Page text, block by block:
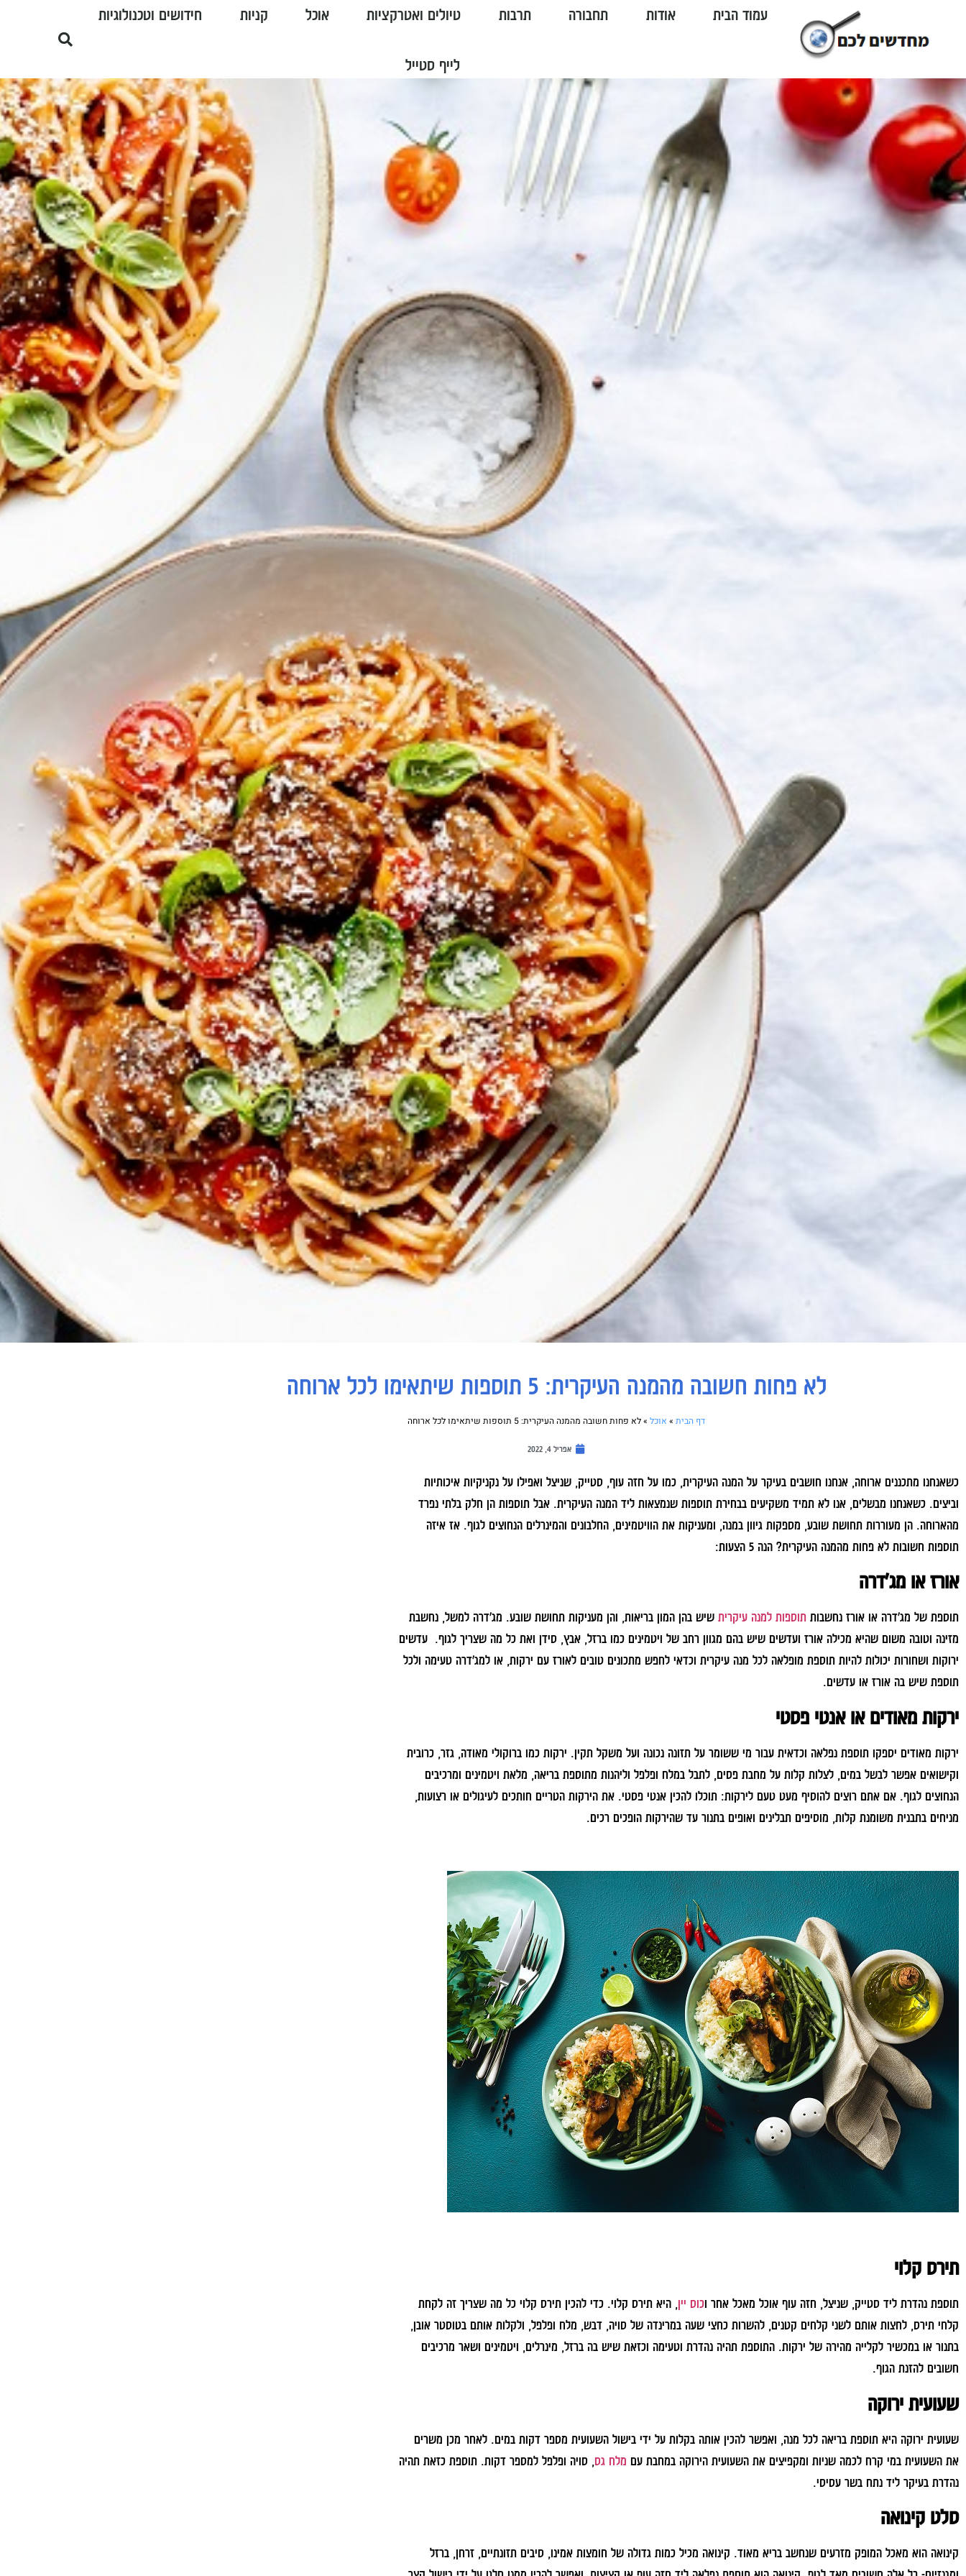
עמוד הבית אודות תחבורה תרבות טיולים ואטרקציות אוכל קניות חידושים וטכנולוגיות
לייף סטייל
לא פחות חשובה מהמנה העיקרית: 5 תוספות שיתאימו לכל ארוחה
דף הבית » אוכל »לא פחות חשובה מהמנה העיקרית: 5 תוספות שיתאימו לכל ארוחה
אפריל 4, 2022
כשאנחנו מתכננים ארוחה, אנחנו חושבים בעיקר על המנה העיקרית, כמו על חזה עוף, סטייק, שניצל ואפילו על נקניקיות איכותיות
וביצים. כשאנחנו מבשלים, אנו לא תמיד משקיעים בבחירת תוספות שנמצאות ליד המנה העיקרית. אבל תוספות הן חלק בלתי נפרד
מהארוחה. הן מעוררות תחושת שובע, מספקות גיוון במנה, ומעניקות את הוויטמינים, החלבונים והמינרלים הנחוצים לגוף. אז איזה
תוספות חשובות לא פחות מהמנה העיקרית? הנה 5 הצעות:
אורז או מג'דרה
תוספת של מג'דרה או אורז נחשבות תוספות למנה עיקרית שיש בהן המון בריאות, והן מעניקות תחושת שובע. מג'דרה למשל, נחשבת
מזינה וטובה משום שהיא מכילה אורז ועדשים שיש בהם מגוון רחב של ויטמינים כמו ברזל, אבץ, סידן ואת כל מה שצריך לגוף. עדשים
ירוקות ושחורות יכולות להיות תוספת מופלאה לכל מנה עיקרית וכדאי לחפש מתכונים טובים לאורז עם ירקות, או למג'דרה טעימה ולכל
תוספת שיש בה אורז או עדשים.
ירקות מאודים או אנטי פסטי
ירקות מאודים יספקו תוספת נפלאה וכדאית עבור מי ששומר על תזונה נכונה ועל משקל תקין. ירקות כמו ברוקולי מאודה, גזר, כרובית
וקישואים אפשר לבשל במים, לצלות קלות על מחבת פסים, לתבל במלח ופלפל וליהנות מתוספת בריאה, מלאת ויטמינים ומרכיבים
הנחוצים לגוף. אם אתם רוצים להוסיף מעט טעם לירקות: תוכלו להכין אנטי פסטי. את הירקות הטריים חותכים לעיגולים או רצועות,
מניחים בתבנית משומנת קלות, מוסיפים תבלינים ואופים בתנור עד שהירקות הופכים רכים.
תירס קלוי
תוספת נהדרת ליד סטייק, שניצל, חזה עוף אוכל מאכל אחר וכוס יין, היא תירס קלוי. כדי להכין תירס קלוי כל מה שצריך זה לקחת
קלחי תירס, לחצות אותם לשני קלחים קטנים, להשרות כחצי שעה במרינדה של סויה, דבש, מלח ופלפל, ולקלות אותם בטוסטר אובן,
בתנור או במכשיר לקלייה מהירה של ירקות. התוספת תהיה נהדרת וטעימה וכזאת שיש בה ברזל, מינרלים, ויטמינים ושאר מרכיבים
חשובים להזנת הגוף.
שעועית ירוקה
שעועית ירוקה היא תוספת בריאה לכל מנה, ואפשר להכין אותה בקלות על ידי בישול השעועית מספר דקות במים. לאחר מכן משרים
את השעועית במי קרח לכמה שניות ומקפיצים את השעועית הירוקה במחבת עם מלח גס , סויה ופלפל למספר דקות. תוספת כזאת תהיה
נהדרת בעיקר ליד נתח בשר עסיסי.
סלט קינואה
קינואה הוא מאכל המופק מזרעים שנחשב בריא מאוד. קינואה מכיל כמות גדולה של חומצות אמינו, סיבים תזונתיים, זרחן, ברזל